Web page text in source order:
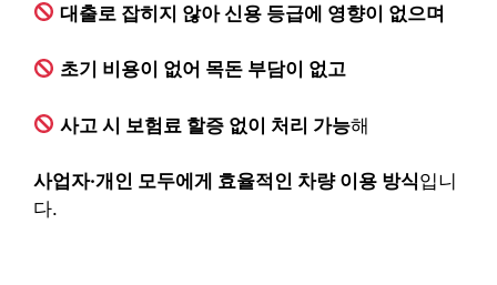
대출로 잡히지 않아 신용 등급에 영향이 없으며
초기 비용이 없어 목돈 부담이 없고
사고 시 보험료 할증 없이 처리 가능해
사업자·개인 모두에게 효율적인 차량 이용 방식입니
다.